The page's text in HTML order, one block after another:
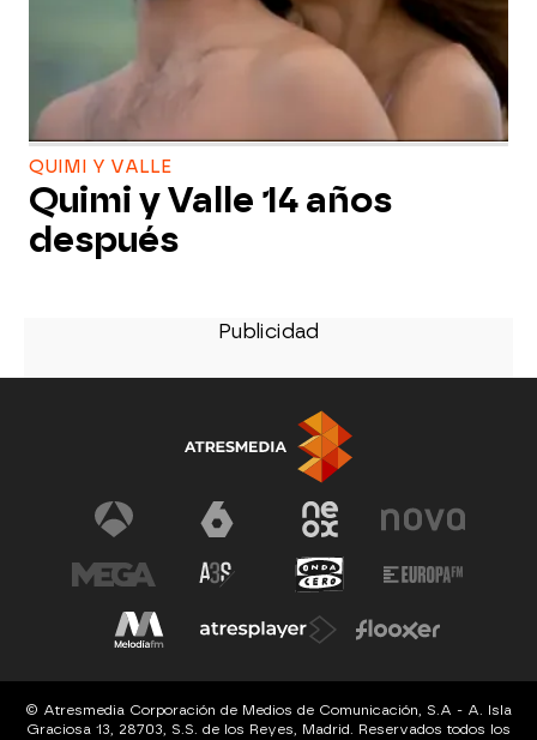
QUIMI Y VALLE
Quimi y Valle 14 años
después
© Atresmedia Corporación de Medios de Comunicación, S.A - A. Isla
Graciosa 13, 28703, S.S. de los Reyes, Madrid. Reservados todos los